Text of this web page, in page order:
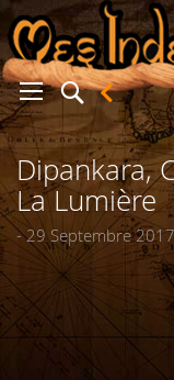
Dipankara,
La Lumière
- 29 Septembre